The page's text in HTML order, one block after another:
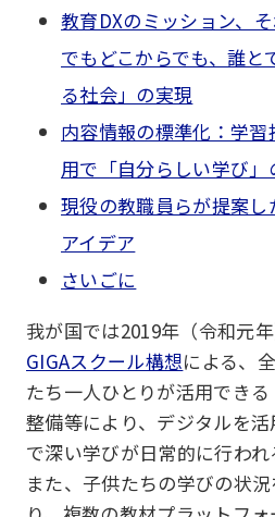
教育DXのミッション、
でもどこからでも、誰と
る社会」の実現
内容情報の標準化：学
用で「自分らしい学び」
現役の教職員らが提案
アイデア
さいごに
我が国では2019年（令和元
GIGAスクール構想による、
たち一人ひとりが活用でき
整備等により、デジタルを
で深い学びが日常的に行われ
また、子供たちの学びの状